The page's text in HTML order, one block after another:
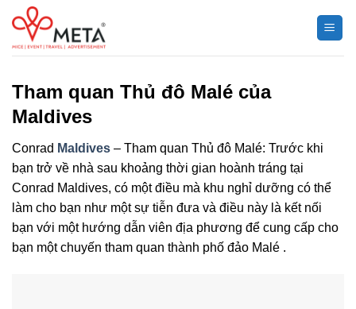
Chuyển
đến
nội
Tham quan Thủ đô Malé của
Maldives
Conrad Maldives – Tham quan Thủ đô Malé: Trước khi
bạn trở về nhà sau khoảng thời gian hoành tráng tại
Conrad Maldives, có một điều mà khu nghỉ dưỡng có thể
làm cho bạn như một sự tiễn đưa và điều này là kết nối
bạn với một hướng dẫn viên địa phương để cung cấp cho
bạn một chuyến tham quan thành phố đảo Malé .